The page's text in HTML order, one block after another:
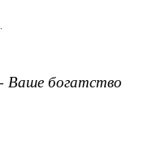
Ваше богатство